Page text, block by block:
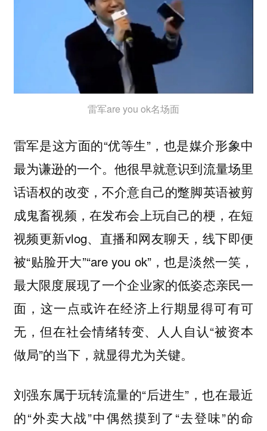
雷军are you ok名场面
雷军是这方面的“优等生”，也是媒介形象中
最为谦逊的一个。他很早就意识到流量场里
话语权的改变，不介意自己的蹩脚英语被剪
成鬼畜视频，在发布会上玩自己的梗，在短
视频更新vlog、直播和网友聊天，线下即便
被“贴脸开大”“are you ok”，也是淡然一笑，
最大限度展现了一个企业家的低姿态亲民一
面，这一点或许在经济上行期显得可有可
无，但在社会情绪转变、人人自认“被资本
做局”的当下，就显得尤为关键。
刘强东属于玩转流量的“后进生”，也在最近
的“外卖大战”中偶然摸到了“去登味”的命